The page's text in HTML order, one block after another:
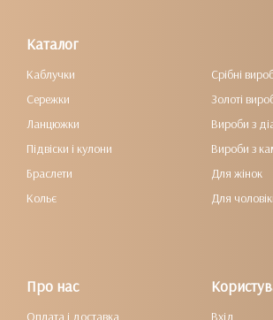
Каталог
Каблучки
Сережки
Ланцюжки
Підвіски і кулони
Браслети
Кольє
Срібні
Золоті
Вироби з
Вироби з
Для жінок
Для
Про нас
Оплата і доставка Вхід